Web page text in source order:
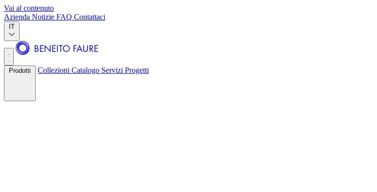
Vai al contenuto
Azienda Notizie FAQ Contattaci
IT
Prodotti Collezioni Catalogo Servizi Progetti